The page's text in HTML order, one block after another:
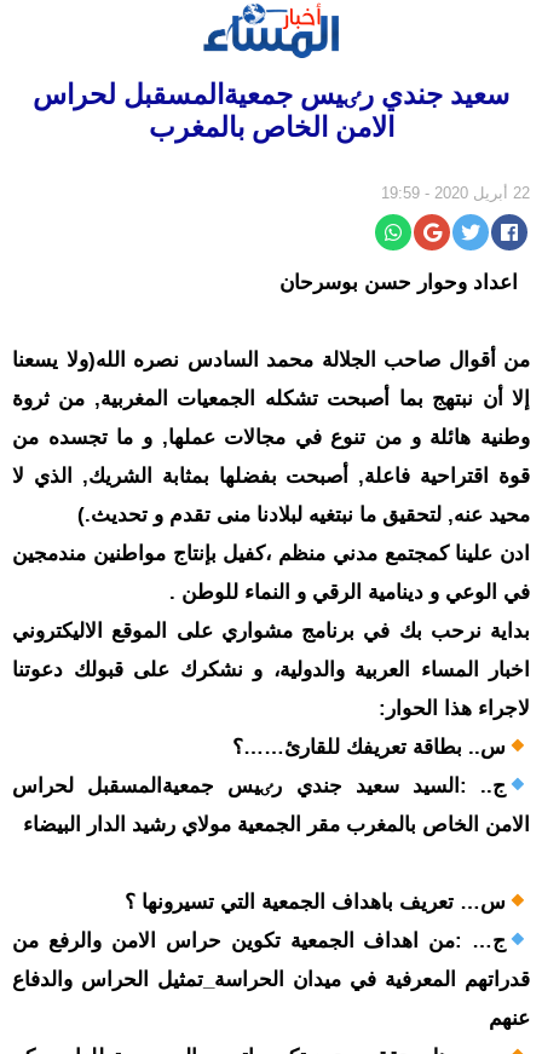
سياسة
إقتصاد
أخبار
الجالية
ثقافة
و
فن
رياضة
المرأة
حوادث
قناة
اخبار
المساء
سعيد جندي رٸيس جمعيةالمسقبل لحراس
الامن الخاص بالمغرب
22 أبريل 2020 - 19:59
اعداد وحوار حسن بوسرحان
من أقوال صاحب الجلالة محمد السادس نصره الله(ولا يسعنا
إلا أن نبتهج بما أصبحت تشكله الجمعيات المغربية, من ثروة
وطنية هائلة و من تنوع في مجالات عملها, و ما تجسده من
قوة اقتراحية فاعلة, أصبحت بفضلها بمثابة الشريك, الذي لا
محيد عنه, لتحقيق ما نبتغيه لبلادنا منى تقدم و تحديث.)
ادن علينا كمجتمع مدني منظم ،كفيل بإنتاج مواطنين مندمجين
في الوعي و دينامية الرقي و النماء للوطن .
بداية نرحب بك في برنامج مشواري على الموقع الاليكتروني
اخبار المساء العربية والدولية، و نشكرك على قبولك دعوتنا
لاجراء هذا الحوار:
س.. بطاقة تعريفك للقارئ……؟
ج.. :السيد سعيد جندي رٸيس جمعيةالمسقبل لحراس
الامن الخاص بالمغرب مقر الجمعية مولاي رشيد الدار البيضاء
س… تعريف باهداف الجمعية التي تسيرونها ؟
ج… :من اهداف الجمعية تکوين حراس الامن والرفع من
قدراتهم المعرفية في ميدان الحراسة_تمثيل الحراس والدفاع
عنهم